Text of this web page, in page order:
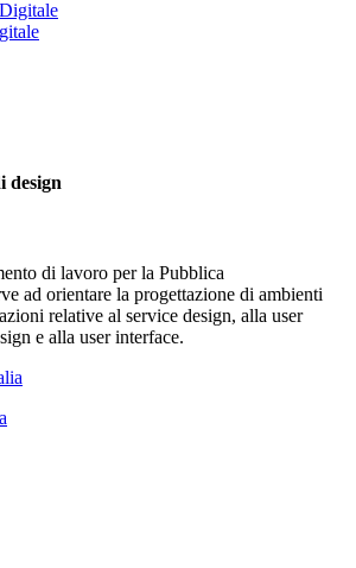
design
di lavoro per la Pubblica
ad orientare la progettazione di ambienti
relative al service design, alla user
e alla user interface.